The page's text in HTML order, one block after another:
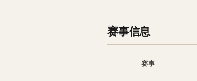
赛事信息
赛事